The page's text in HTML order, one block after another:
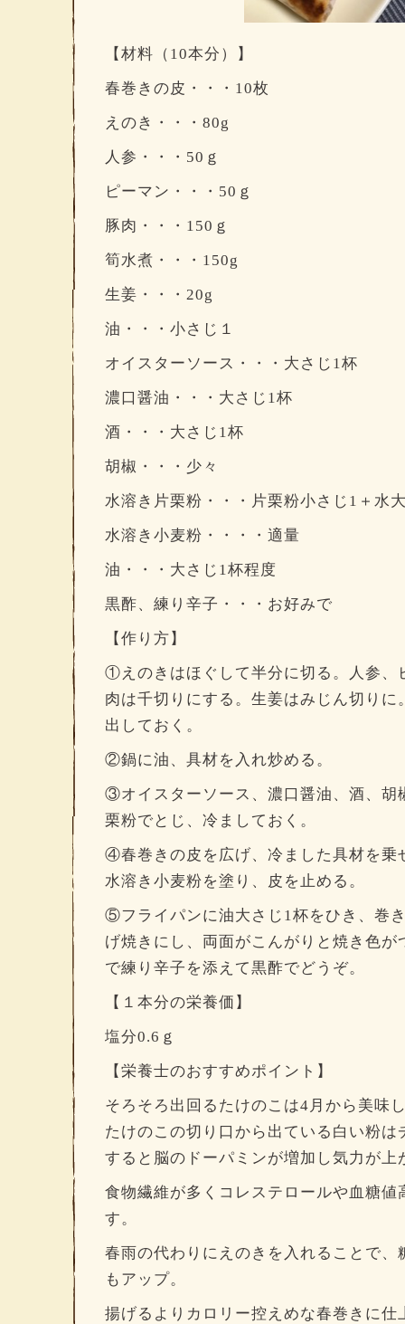
【材料（10本分）】
春巻きの皮・・・10枚
えのき・・・80g
人参・・・50ｇ
ピーマン・・・50ｇ
豚肉・・・150ｇ
筍水煮・・・150g
生姜・・・20g
油・・・小さじ１
オイスターソース・・・大さじ1杯
濃口醤油・・・大さじ1杯
酒・・・大さじ1杯
胡椒・・・少々
水溶き片栗粉・・・片栗粉小さじ1＋水
水溶き小麦粉・・・・適量
油・・・大さじ1杯程度
黒酢、練り辛子・・・お好みで
【作り方】
①えのきはほぐして半分に切る。人参、
肉は千切りにする。生姜はみじん切りに
出しておく。
②鍋に油、具材を入れ炒める。
③オイスターソース、濃口醤油、酒、胡
栗粉でとじ、冷ましておく。
④春巻きの皮を広げ、冷ました具材を乗
水溶き小麦粉を塗り、皮を止める。
⑤フライパンに油大さじ1杯をひき、巻
げ焼きにし、両面がこんがりと焼き色が
で練り辛子を添えて黒酢でどうぞ。
【１本分の栄養価】
塩分0.6ｇ
【栄養士のおすすめポイント】
そろそろ出回るたけのこは4月から美味
たけのこの切り口から出ている白い粉は
すると脳のドーパミンが増加し気力が上
食物繊維が多くコレステロールや血糖値
す。
春雨の代わりにえのきを入れることで、
もアップ。
揚げるよりカロリー控えめな春巻きに仕